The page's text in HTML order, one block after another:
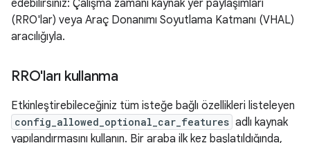
edebilirsiniz: Çalışma zamanı kaynak yer paylaşımları
(RRO'lar) veya Araç Donanımı Soyutlama Katmanı (VHAL)
aracılığıyla.
RRO'ları kullanma
Etkinleştirebileceğiniz tüm isteğe bağlı özellikleri listeleyen
config_allowed_optional_car_features adlı kaynak
yapılandırmasını kullanın. Bir araba ilk kez başlatıldığında,